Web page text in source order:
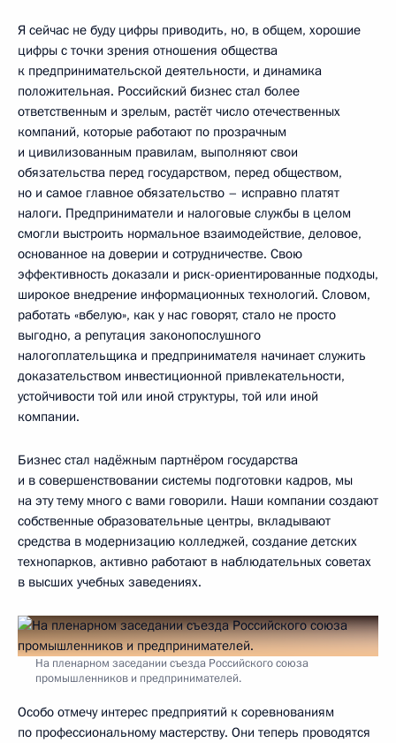
Я сейчас не буду цифры приводить, но, в общем, хорошие
цифры с точки зрения отношения общества
к предпринимательской деятельности, и динамика
положительная. Российский бизнес стал более
ответственным и зрелым, растёт число отечественных
компаний, которые работают по прозрачным
и цивилизованным правилам, выполняют свои
обязательства перед государством, перед обществом,
но и самое главное обязательство – исправно платят
налоги. Предприниматели и налоговые службы в целом
смогли выстроить нормальное взаимодействие, деловое,
основанное на доверии и сотрудничестве. Свою
эффективность доказали и риск-ориентированные подходы,
широкое внедрение информационных технологий. Словом,
работать «вбелую», как у нас говорят, стало не просто
выгодно, а репутация законопослушного
налогоплательщика и предпринимателя начинает служить
доказательством инвестиционной привлекательности,
устойчивости той или иной структуры, той или иной
компании.
Бизнес стал надёжным партнёром государства
и в совершенствовании системы подготовки кадров, мы
на эту тему много с вами говорили. Наши компании создают
собственные образовательные центры, вкладывают
средства в модернизацию колледжей, создание детских
технопарков, активно работают в наблюдательных советах
в высших учебных заведениях.
На пленарном заседании съезда Российского союза
промышленников и предпринимателей.
Особо отмечу интерес предприятий к соревнованиям
по профессиональному мастерству. Они теперь проводятся